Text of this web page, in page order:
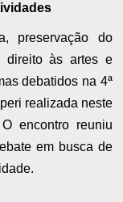
preservação do
direito às artes e
debatidos na 4ª
realizada neste
encontro reuniu
em busca de